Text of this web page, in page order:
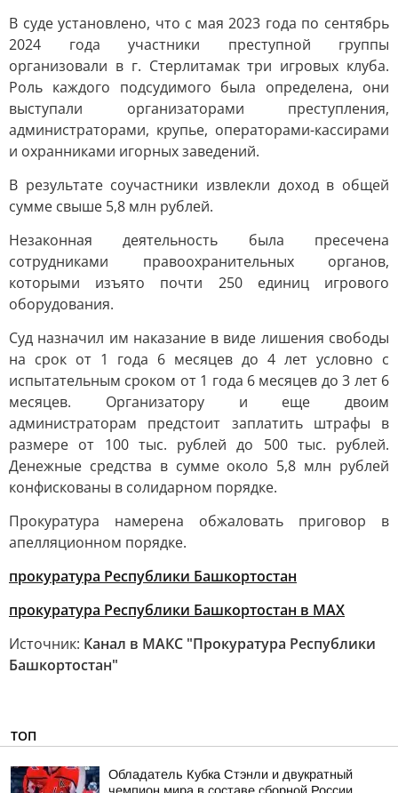
В суде установлено, что с мая 2023 года по сентябрь
2024 года участники преступной группы
организовали в г. Стерлитамак три игровых клуба.
Роль каждого подсудимого была определена, они
выступали организаторами преступления,
администраторами, крупье, операторами-кассирами
и охранниками игорных заведений.
В результате соучастники извлекли доход в общей
сумме свыше 5,8 млн рублей.
Незаконная деятельность была пресечена
сотрудниками правоохранительных органов,
которыми изъято почти 250 единиц игрового
оборудования.
Суд назначил им наказание в виде лишения свободы
на срок от 1 года 6 месяцев до 4 лет условно с
испытательным сроком от 1 года 6 месяцев до 3 лет 6
месяцев. Организатору и еще двоим
администраторам предстоит заплатить штрафы в
размере от 100 тыс. рублей до 500 тыс. рублей.
Денежные средства в сумме около 5,8 млн рублей
конфискованы в солидарном порядке.
Прокуратура намерена обжаловать приговор в
апелляционном порядке.
прокуратура Республики Башкортостан
прокуратура Республики Башкортостан в МАХ
Источник: Канал в МАКС "Прокуратура Республики
Башкортостан"
ТОП
Обладатель Кубка Стэнли и двукратный